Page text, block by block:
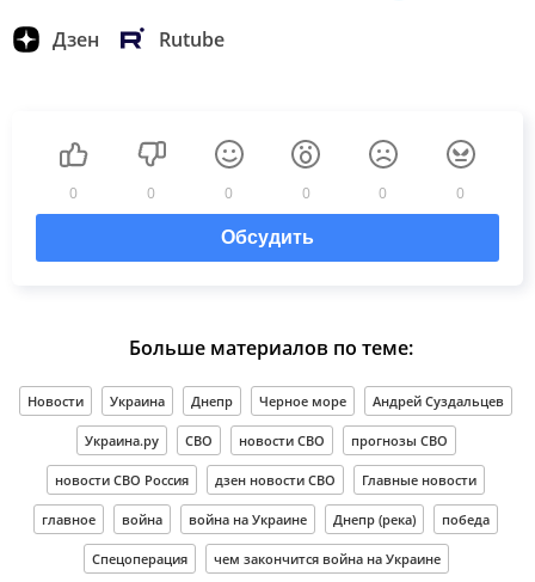
Дзен Rutube
0 0 0 0 0 0
Обсудить
Больше материалов по теме:
Новости Украина Днепр Черное море Андрей Суздальцев
Украина.ру СВО новости СВО прогнозы СВО
новости СВО Россия дзен новости СВО Главные новости
главное война война на Украине Днепр (река) победа
Спецоперация чем закончится война на Украине